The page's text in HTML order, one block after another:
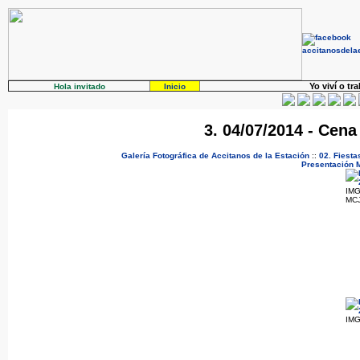
Hola invitado Inicio Yo viví o
3. 04/07/2014 -
Galería Fotográfica de Accitanos de la Estación:: 02.
Presentación